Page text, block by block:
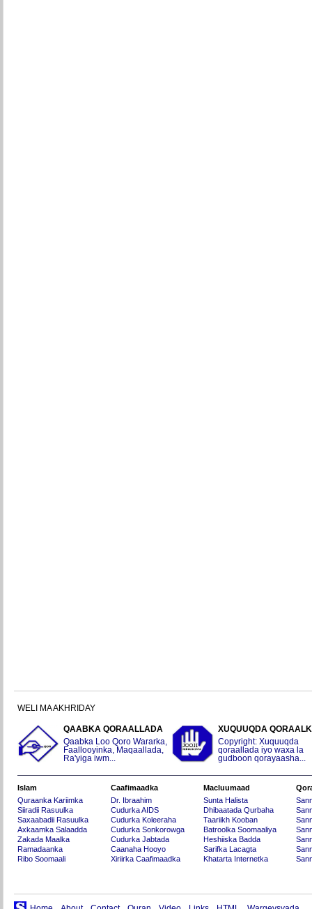
WELI MA AKHRIDAY
QAABKA QORAALLADA
Qaabka Loo Qoro Wararka,
Faallooyinka, Maqaallada,
Ra'yiga iwm...
XUQUUQDA
Copyright: Xuquuqda
qoraallada iyo waxa la
gudboon qorayaasha...
Islam
Quraanka Kariimka
Siiradii Rasuulka
Saxaabadii Rasuulka
Axkaamka Salaadda
Zakada Maalka
Ramadaanka
Ribo Soomaali
Caafimaadka
Dr. Ibraahim
Cudurka AIDS
Cudurka Koleeraha
Cudurka Sonkorowga
Cudurka Jabtada
Caanaha Hooyo
Xiriirka Caafimaadka
Macluumaad
Sunta Halista
Dhibaatada Qurbaha
Taariikh Kooban
Batroolka Soomaaliya
Heshiiska Badda
Sarifka Lacagta
Khatarta Internetka